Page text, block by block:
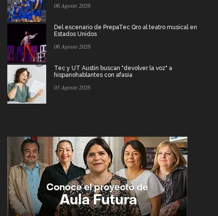
06 Agosto 2026
Del escenario de PrepaTec Qro al teatro musical en
Estados Unidos
06 Agosto 2026
Tec y UT Austin buscan "devolver la voz" a
hispanohablantes con afasia
05 Agosto 2026